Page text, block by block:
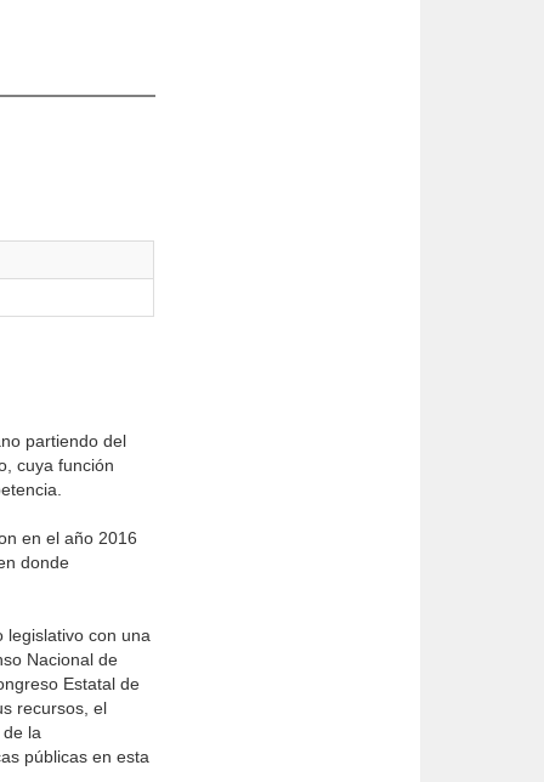
partiendo del
cuya función
en el año 2016
donde
legislativo con una
Nacional de
Estatal de
recursos, el
la
públicas en esta